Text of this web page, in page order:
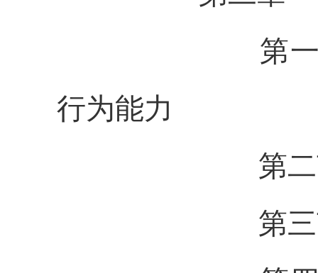
第一节 民
行为能力
第二
第三节 宣